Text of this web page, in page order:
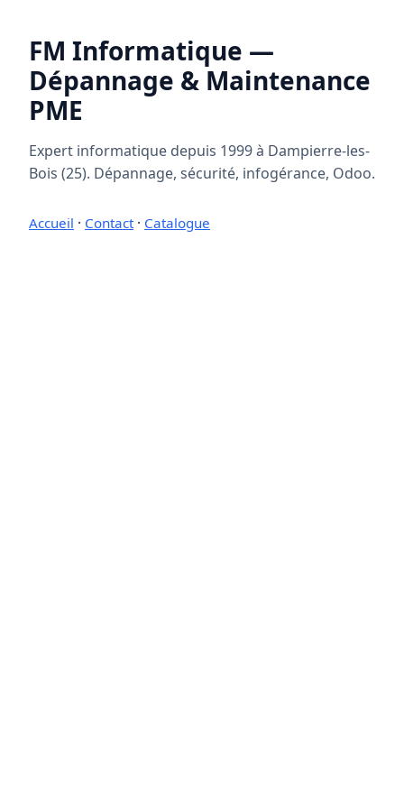
FM Informatique —
Dépannage & Maintenance
PME
Expert informatique depuis 1999 à Dampierre-les-
Bois (25). Dépannage, sécurité, infogérance, Odoo.
Accueil · Contact· Catalogue